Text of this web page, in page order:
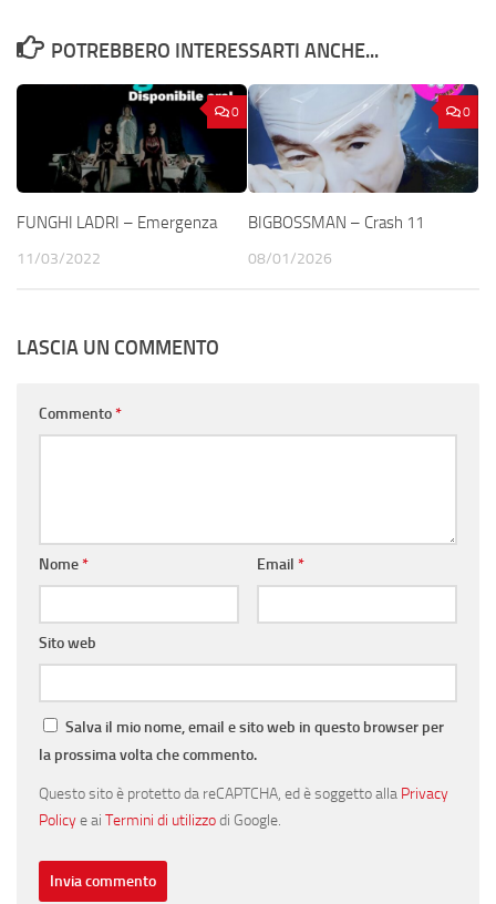
POTREBBERO INTERESSARTI ANCHE...
0
FUNGHI LADRI – Emergenza
11/03/2022
0
BIGBOSSMAN – Crash 11
08/01/2026
LASCIA UN COMMENTO
Commento*
Nome* Email *
Sito web
Salva il mio nome, email e sito web in questo browser per
la prossima volta che commento.
Questo sito è protetto da reCAPTCHA, ed è soggetto alla Privacy
Policye ai Termini di utilizzodi Google.